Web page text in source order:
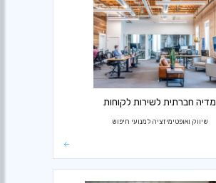
מדיה חברתית לשירות לקוחות
שיווק ואופטימיזציה למנועי חיפוש